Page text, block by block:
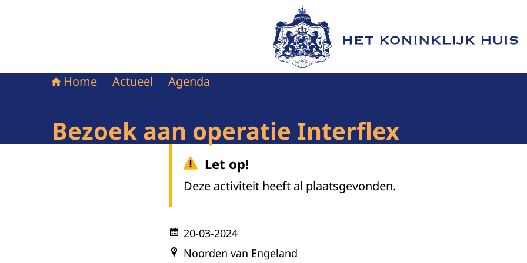
Naar de homepage van Het Koninklijk Huis
Home Actueel Agenda
Bezoek aan operatie Interflex
Let op!
Deze activiteit heeft al plaatsgevonden.
20-03-2024
Noorden van Engeland